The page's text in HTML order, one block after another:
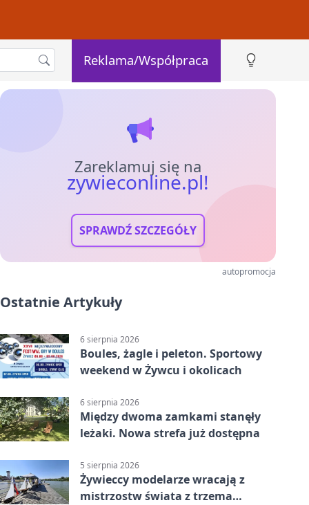
Reklama/Współpraca
Zareklamuj się na
zywieconline.pl!
SPRAWDŹ SZCZEGÓŁY
autopromocja
Ostatnie Artykuły
6 sierpnia 2026
Boules, żagle i peleton. Sportowy
weekend w Żywcu i okolicach
6 sierpnia 2026
Między dwoma zamkami stanęły
leżaki. Nowa strefa już dostępna
5 sierpnia 2026
Żywieccy modelarze wracają z
mistrzostw świata z trzema